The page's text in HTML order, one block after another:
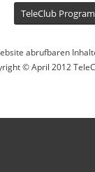
TeleClub
abrufbaren
© April 2012